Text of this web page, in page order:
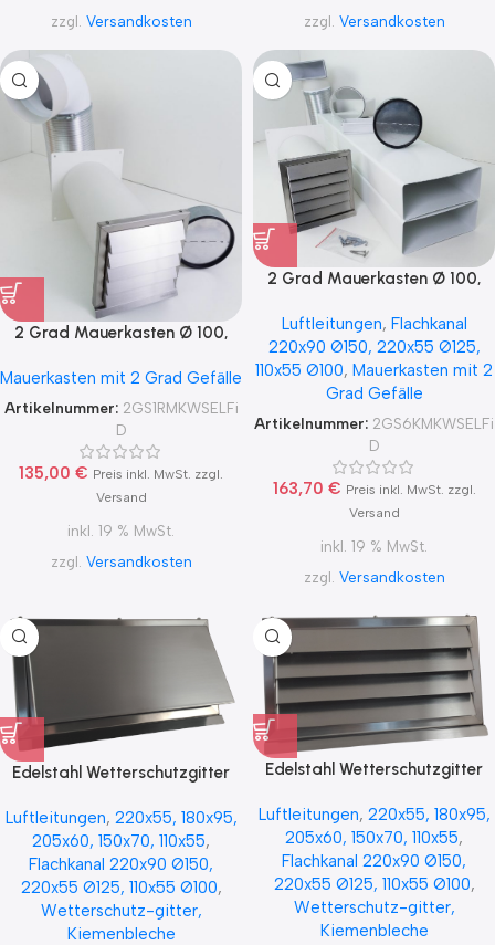
zzgl. Versandkosten
zzgl. Versandkosten
2 Grad Mauerkasten Ø 100,
Dunstabzug Rückstauklappe
2GS1-R-MKWSELFiD, runter zur
Haube mit Aluflex
Mauerkasten mit 2 Grad Gefälle
Artikelnummer: 2GS1RMKWSELFi
D
135,00 € Preis inkl. MwSt. zzgl.
Versand
inkl. 19 % MwSt.
zzgl. Versandkosten
2 Grad Mauerkasten Ø 100,
Dunstabzug Rückstauklappe
2GS6-K-MKWSELFiD, runter
zur Haube mit Aluflex
Luftleitungen, Flachkanal
220x90 Ø150, 220x55 Ø125,
110x55 Ø100, Mauerkasten mit 2
Grad Gefälle
Artikelnummer: 2GS6KMKWSELFi
D
163,70 € Preis inkl. MwSt. zzgl.
Versand
inkl. 19 % MwSt.
zzgl. Versandkosten
Edelstahl Wetterschutzgitter
220×90, 220×55, 222×89
Luftleitungen, 220x55, 180x95,
205x60, 150x70, 110x55,
Flachkanal 220x90 Ø150,
220x55 Ø125, 110x55 Ø100,
Wetterschutz-gitter,
Kiemenbleche
Edelstahl Wetterschutzgitter
WSGEi220x55, 220×90,
222×89
Luftleitungen, 220x55, 180x95,
205x60, 150x70, 110x55,
Flachkanal 220x90 Ø150,
220x55 Ø125, 110x55 Ø100,
Wetterschutz-gitter,
Kiemenbleche